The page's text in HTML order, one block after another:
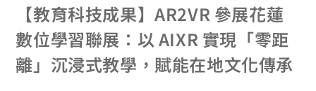
【教育科技成果】AR2VR 參展花蓮
數位學習聯展：以 AIXR 實現「零距
離」沉浸式教學，賦能在地文化傳承